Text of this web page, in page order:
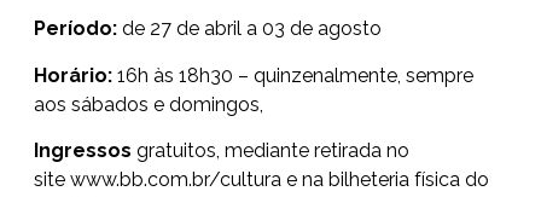
Período: de 27 de abril a 03 de agosto
Horário: 16h às 18h30 – quinzenalmente, sempre
aos sábados e domingos,
Ingressos gratuitos, mediante retirada no
site www.bb.com.br/cultura e na bilheteria física do